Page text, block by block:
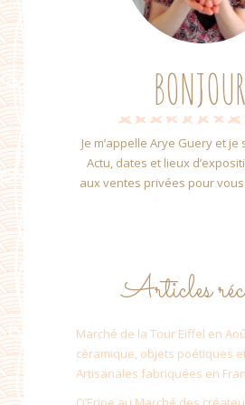
Je m’appelle Arye Guery et
Actu, dates et lieux
aux ventes privées pour
Articles
Marché de la Tour Eiffel en
céramique, objets poétiques
Artisanales fabriquées en